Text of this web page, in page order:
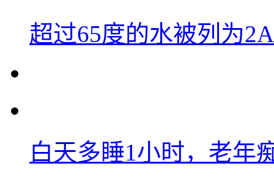
超过65度的水被列为
白天多睡1小时，老年